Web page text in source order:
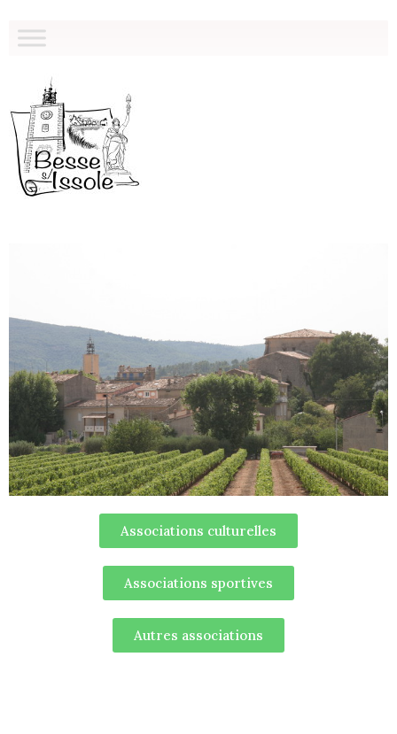
Associations culturelles
Associations sportives
Autres associations